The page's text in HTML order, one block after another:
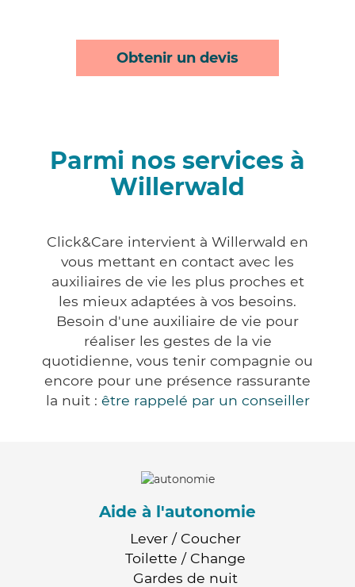
Obtenir un devis
Parmi nos services à
Willerwald
Click&Care intervient à Willerwald en
vous mettant en contact avec les
auxiliaires de vie les plus proches et
les mieux adaptées à vos besoins.
Besoin d'une auxiliaire de vie pour
réaliser les gestes de la vie
quotidienne, vous tenir compagnie ou
encore pour une présence rassurante
la nuit : être rappelé par un conseiller
Aide à l'autonomie
Lever / Coucher
Toilette / Change
Gardes de nuit